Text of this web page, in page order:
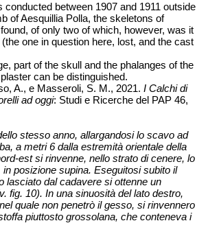
conducted between 1907 and 1911 outside
of Aesquillia Polla, the skeletons of
of only two of which, however, was it
one in question here, lost, and the cast
part of the skull and the phalanges of the
can be distinguished.
A., e Masseroli, S. M., 2021. I Calchi di
ad oggi: Studi e Ricerche del PAP 46,
stesso anno, allargandosi lo scavo ad
a metri 6 dalla estremità orientale della
est si rinvenne, nello strato di cenere, lo
posizione supina. Eseguitosi subito il
lasciato dal cadavere si ottenne un
fig. 10). In una sinuosità del lato destro,
quale non penetrò il gesso, si rinvennero
piuttosto grossolana, che conteneva i